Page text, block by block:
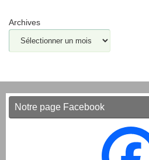
Archives
Notre page Facebook